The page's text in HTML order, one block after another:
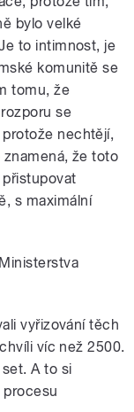
bylo velké
to intimnost, je
komunitě se
tomu, že
se
nechtějí,
znamená, že toto
s maximální
vyřizování těch
víc než 2500.
A to si